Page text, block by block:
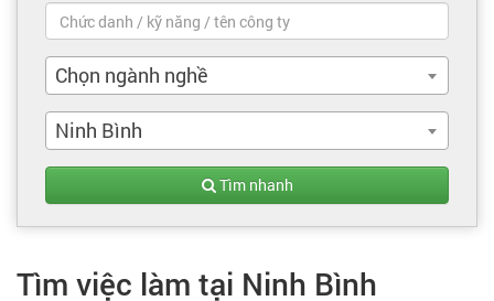
Việc làm mới nhất
Tìm việc làm
Tạo hồ sơ
Cẩm nang việc làm
Chọn ngành nghề
Ninh Bình
Tìm nhanh
Tìm việc làm tại Ninh Bình